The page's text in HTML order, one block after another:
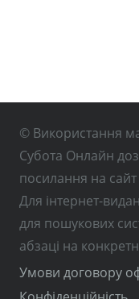
© Використання
Субота Онлайн
посилання на
Для інтернет-
для пошукових
абзаці на
Умови договору